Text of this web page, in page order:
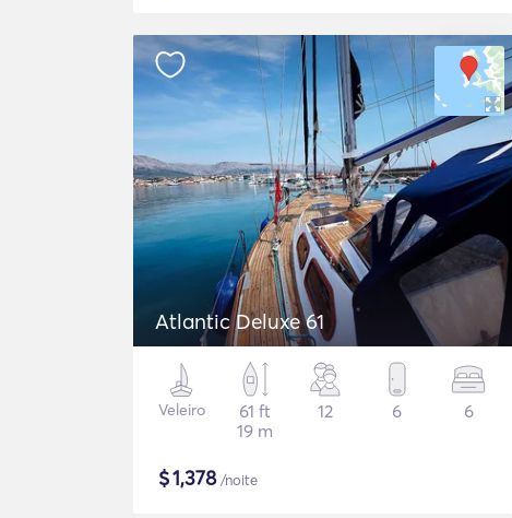
Atlantic Deluxe 61
Veleiro
61 ft
19 m
12 6 6
$1,378/noite